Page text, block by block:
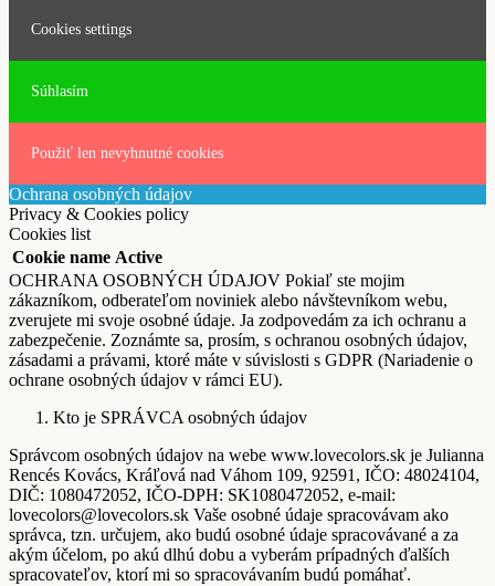
Cookies settings
Súhlasím
Použiť len nevyhnutné cookies
Ochrana osobných údajov
Privacy & Cookies policy
Cookies list
Cookie name Active
OCHRANA OSOBNÝCH ÚDAJOV Pokiaľ ste mojim
zákazníkom, odberateľom noviniek alebo návštevníkom webu,
zverujete mi svoje osobné údaje. Ja zodpovedám za ich ochranu a
zabezpečenie. Zoznámte sa, prosím, s ochranou osobných údajov,
zásadami a právami, ktoré máte v súvislosti s GDPR (Nariadenie o
ochrane osobných údajov v rámci EU).
Kto je SPRÁVCA osobných údajov
Správcom osobných údajov na webe www.lovecolors.sk je Julianna
Rencés Kovács, Kráľová nad Váhom 109, 92591, IČO: 48024104,
DIČ: 1080472052, IČO-DPH: SK1080472052, e-mail:
lovecolors@lovecolors.sk Vaše osobné údaje spracovávam ako
správca, tzn. určujem, ako budú osobné údaje spracovávané a za
akým účelom, po akú dlhú dobu a vyberám prípadných ďalších
spracovateľov, ktorí mi so spracovávaním budú pomáhať.